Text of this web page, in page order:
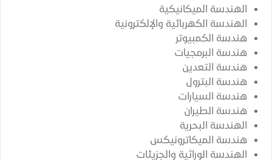
الهندسة الميكانيكية
الهندسة الكهربائية والإلكترونية
هندسة الكمبيوتر
هندسة البرمجيات
هندسة التعدين
هندسة البترول
هندسة السيارات
هندسة الطيران
الهندسة البحرية
هندسة الميكاترونيكس
الهندسة الوراثية والجزيئات